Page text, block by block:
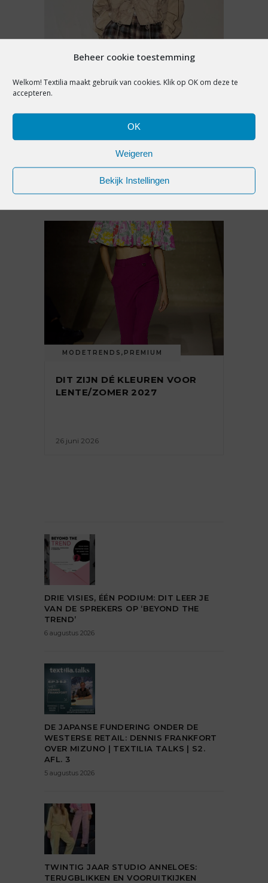
Beheer cookie toestemming
Welkom! Textilia maakt gebruik van cookies. Klik op OK om deze te
accepteren.
OK
Weigeren
Bekijk Instellingen
MODE-ICOON: HET TRACK-
JACKET
MODETRENDS , PREMIUM
DIT ZIJN DÉ KLEUREN VOOR
LENTE/ZOMER 2027
26 juni 2026
DRIE VISIES, ÉÉN PODIUM: DIT LEER JE
VAN DE SPREKERS OP ‘BEYOND THE
TREND’
6 augustus 2026
DE JAPANSE FUNDERING ONDER DE
WESTERSE RETAIL: DENNIS FRANKFORT
OVER MIZUNO | TEXTILIA TALKS | S2.
AFL. 3
5 augustus 2026
TWINTIG JAAR STUDIO ANNELOES:
TERUGBLIKKEN EN VOORUITKIJKEN